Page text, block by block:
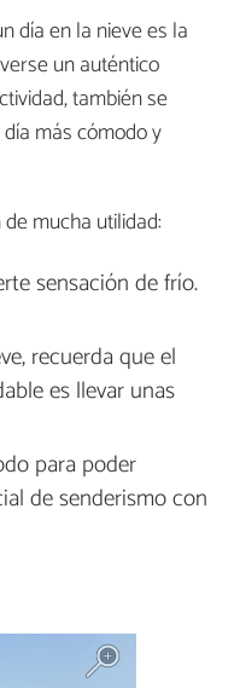
día en la nieve es la
un auténtico
también se
más cómodo y
mucha utilidad:
sensación de frío.
recuerda que el
es llevar unas
para poder
de senderismo con